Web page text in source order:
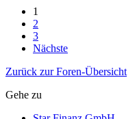
1
2
3
Nächste
Zurück zur Foren-Übersicht
Gehe zu